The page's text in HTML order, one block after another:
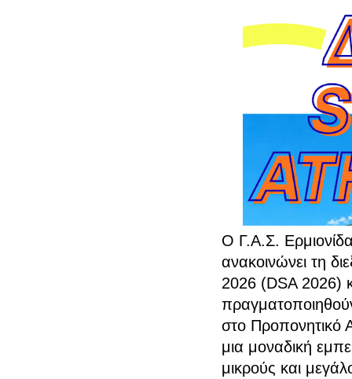
Ο Γ.Α.Σ.
ανακοινώνει τη
2026 (DSA 2026)
στο Προπονητικό
μια μοναδική
μικρούς και